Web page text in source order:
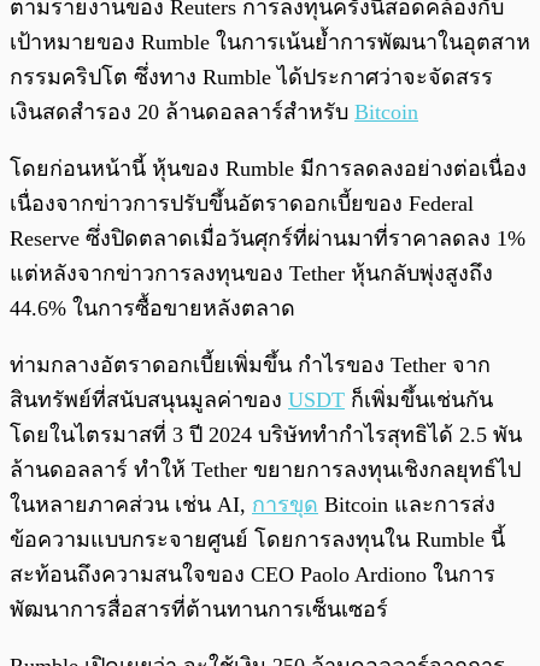
ตามรายงานของ Reuters การลงทุนครั้งนี้สอดคล้องกับ
เป้าหมายของ Rumble ในการเน้นย้ำการพัฒนาในอุตสาห
กรรมคริปโต ซึ่งทาง Rumble ได้ประกาศว่าจะจัดสรร
เงินสดสำรอง 20 ล้านดอลลาร์สำหรับ Bitcoin
โดยก่อนหน้านี้ หุ้นของ Rumble มีการลดลงอย่างต่อเนื่อง
เนื่องจากข่าวการปรับขึ้นอัตราดอกเบี้ยของ Federal
Reserve ซึ่งปิดตลาดเมื่อวันศุกร์ที่ผ่านมาที่ราคาลดลง 1%
แต่หลังจากข่าวการลงทุนของ Tether หุ้นกลับพุ่งสูงถึง
44.6% ในการซื้อขายหลังตลาด
ท่ามกลางอัตราดอกเบี้ยเพิ่มขึ้น กำไรของ Tether จาก
สินทรัพย์ที่สนับสนุนมูลค่าของ USDT ก็เพิ่มขึ้นเช่นกัน
โดยในไตรมาสที่ 3 ปี 2024 บริษัททำกำไรสุทธิได้ 2.5 พัน
ล้านดอลลาร์ ทำให้ Tether ขยายการลงทุนเชิงกลยุทธ์ไป
ในหลายภาคส่วน เช่น AI, การขุด Bitcoin และการส่ง
ข้อความแบบกระจายศูนย์ โดยการลงทุนใน Rumble นี้
สะท้อนถึงความสนใจของ CEO Paolo Ardiono ในการ
พัฒนาการสื่อสารที่ต้านทานการเซ็นเซอร์